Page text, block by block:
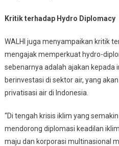
Kritik terhadap Hydro Diplomacy
WALHI juga menyampaikan kritik
mengajak memperkuat hydro-
sebenarnya adalah ajakan kepada
berinvestasi di sektor air, yang
privatisasi air di Indonesia.
“Di tengah krisis iklim yang
mendorong diplomasi keadilan
maju dan korporasi multinasional